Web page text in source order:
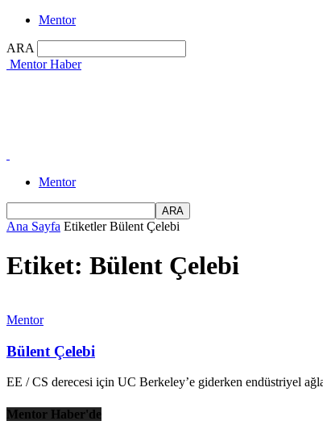
Mentor
ARA
Mentor Haber
Mentor
Ana Sayfa Etiketler Bülent Çelebi
Etiket: Bülent Çelebi
Mentor
Bülent Çelebi
EE / CS derecesi için UC Berkeley’e giderken endüstriyel
Mentor Haber'de